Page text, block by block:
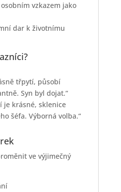
vzkazem jako
dar k životnímu
třpytí, působí
Syn byl dojat.“
je krásné, sklenice
šéfa. Výborná volba.“
ve výjimečný